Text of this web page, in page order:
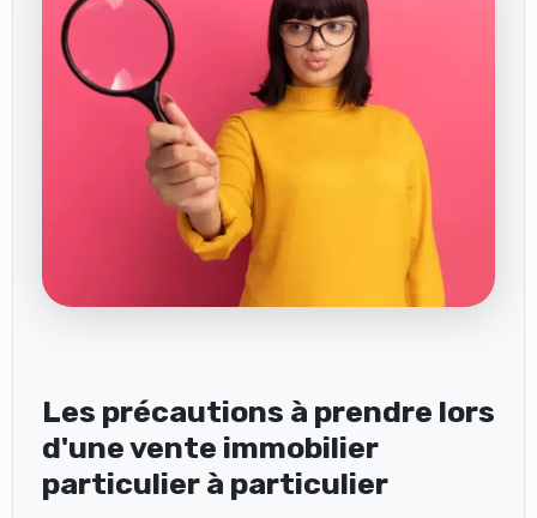
Les précautions à prendre lors
d'une vente immobilier
particulier à particulier